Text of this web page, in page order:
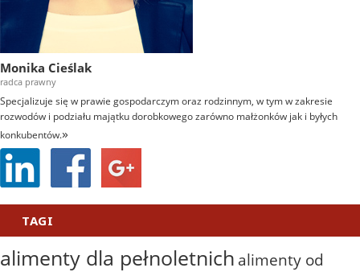
Monika Cieślak
radca prawny
Specjalizuje się w prawie gospodarczym oraz rodzinnym, w tym w zakresie
rozwodów i podziału majątku dorobkowego zarówno małżonków jak i byłych
konkubentów.»
TAGI
alimenty dla pełnoletnich alimenty od